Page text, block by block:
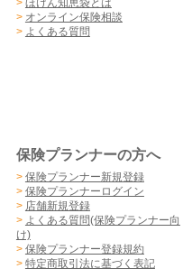
> オンライン保険相談
> よくある質問
保険プランナーの方へ
> 保険プランナー新規登録
> 保険プランナーログイン
> 店舗新規登録
> よくある質問(保険プランナー向
け)
> 保険プランナー登録規約
> 特定商取引法に基づく表記